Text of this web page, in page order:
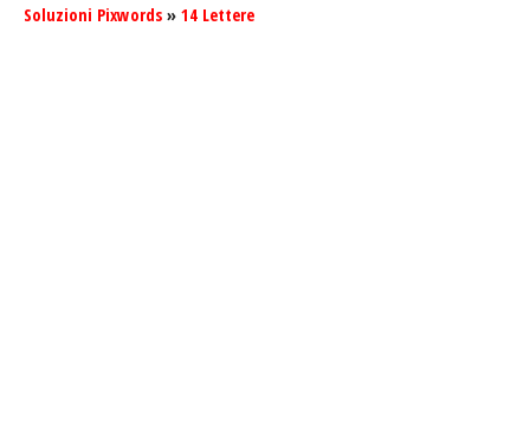
Soluzioni Pixwords » 14 Lettere